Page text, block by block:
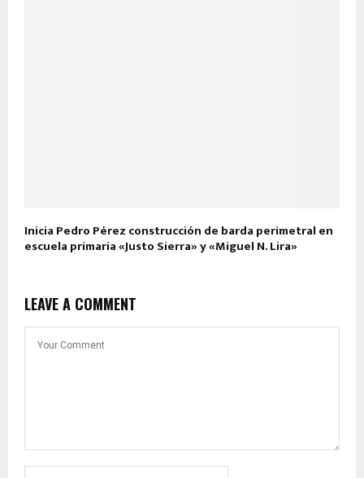
Inicia Pedro Pérez construcción de barda perimetral en
escuela primaria «Justo Sierra» y «Miguel N. Lira»
LEAVE A COMMENT